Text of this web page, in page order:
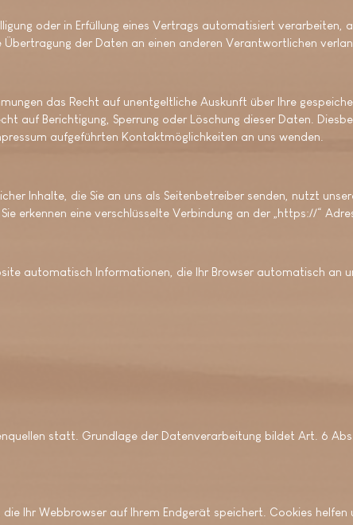
oder in Erfüllung eines Vertrags automatisiert verarbeiten,
der Daten an einen anderen Verantwortlichen
das Recht auf unentgeltliche Auskunft über Ihre
auf Berichtigung, Sperrung oder Löschung dieser Daten.
aufgeführten Kontaktmöglichkeiten an uns wenden.
Inhalte, die Sie an uns als Seitenbetreiber senden, nutzt
erkennen eine verschlüsselte Verbindung an der „https://“
automatisch Informationen, die Ihr Browser automatisch an
statt. Grundlage der Datenverarbeitung bildet Art. 6
Ihr Webbrowser auf Ihrem Endgerät speichert. Cookies